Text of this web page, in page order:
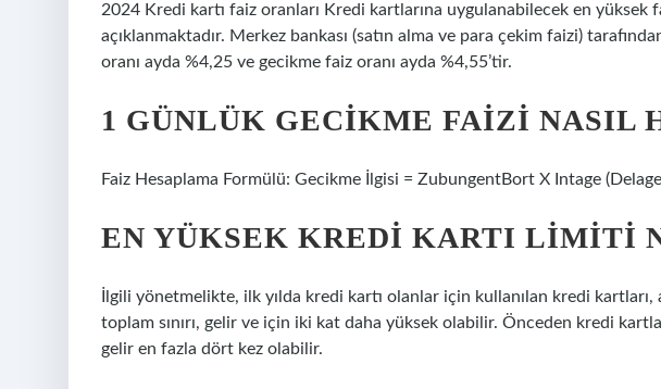
2024 Kredi kartı faiz oranları Kredi kartlarına uygulanabilecek en yüksek
açıklanmaktadır. Merkez bankası (satın alma ve para çekim faizi)
oranı ayda %4,25 ve gecikme faiz oranı ayda %4,55’tir.
1 GÜNLÜK GECIKME FAIZI NASIL
Faiz Hesaplama Formülü: Gecikme İlgisi = ZubungentBort X Intage
EN YÜKSEK KREDI KARTI LIMITI
İlgili yönetmelikte, ilk yılda kredi kartı olanlar için kullanılan kredi kartları,
toplam sınırı, gelir ve için iki kat daha yüksek olabilir. Önceden kredi
gelir en fazla dört kez olabilir.